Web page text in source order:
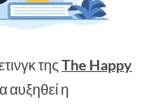
τηςThe Happy
αυξηθεί η